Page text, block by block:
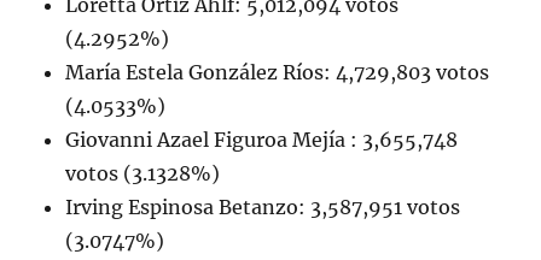
Loretta Ortiz Ahlf: 5,012,094 votos
(4.2952%)
María Estela González Ríos: 4,729,803 votos
(4.0533%)
Giovanni Azael Figuroa Mejía : 3,655,748
votos (3.1328%)
Irving Espinosa Betanzo: 3,587,951 votos
(3.0747%)